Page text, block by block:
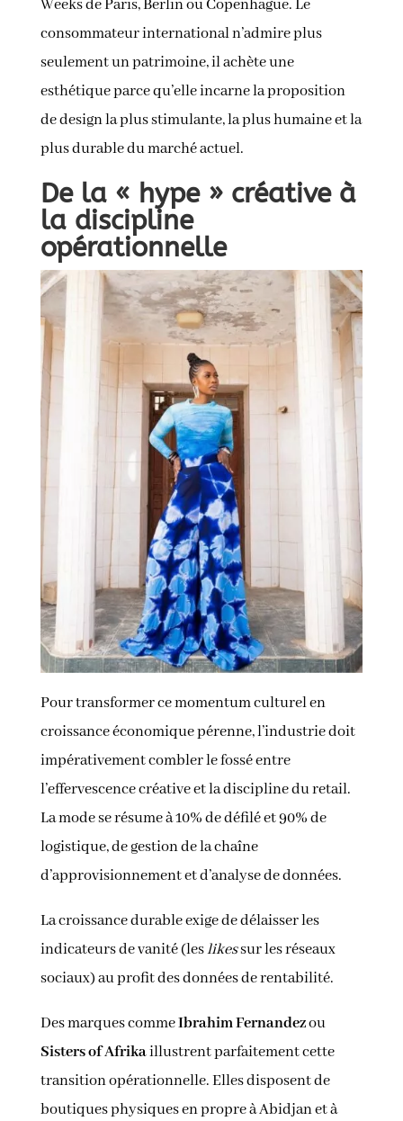
Weeks de Paris, Berlin ou Copenhague. Le
consommateur international n’admire plus
seulement un patrimoine, il achète une
esthétique parce qu’elle incarne la proposition
de design la plus stimulante, la plus humaine et la
plus durable du marché actuel.
De la « hype » créative à
la discipline
opérationnelle
Pour transformer ce momentum culturel en
croissance économique pérenne, l’industrie doit
impérativement combler le fossé entre
l’effervescence créative et la discipline du retail.
La mode se résume à 10% de défilé et 90% de
logistique, de gestion de la chaîne
d’approvisionnement et d’analyse de données.
La croissance durable exige de délaisser les
indicateurs de vanité (leslikessur les réseaux
sociaux) au profit des données de rentabilité.
Des marques commeIbrahim Fernandezou
Sisters of Afrikaillustrent parfaitement cette
transition opérationnelle. Elles disposent de
boutiques physiques en propre à Abidjan et à